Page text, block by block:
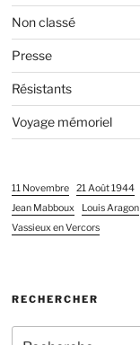
Non classé
Presse
Résistants
Voyage mémoriel
11 Novembre 21 Août 1944
Jean Mabboux
Louis Aragon
Vassieux en Vercors
RECHERCHER